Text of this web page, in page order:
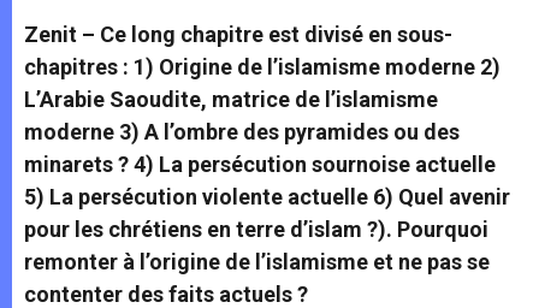
Zenit – Ce long chapitre est divisé en sous-
chapitres : 1) Origine de l’islamisme moderne 2)
L’Arabie Saoudite, matrice de l’islamisme
moderne 3) A l’ombre des pyramides ou des
minarets ? 4) La persécution sournoise actuelle
5) La persécution violente actuelle 6) Quel avenir
pour les chrétiens en terre d’islam ?). Pourquoi
remonter à l’origine de l’islamisme et ne pas se
contenter des faits actuels ?